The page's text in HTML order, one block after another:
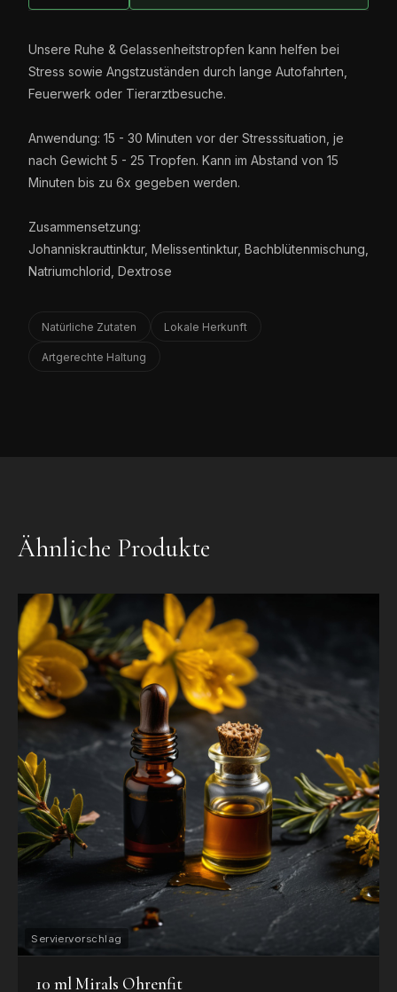
Unsere Ruhe & Gelassenheitstropfen kann helfen bei
Stress sowie Angstzuständen durch lange Autofahrten,
Feuerwerk oder Tierarztbesuche.
Anwendung: 15 - 30 Minuten vor der Stresssituation, je
nach Gewicht 5 - 25 Tropfen. Kann im Abstand von 15
Minuten bis zu 6x gegeben werden.
Zusammensetzung:
Johanniskrauttinktur, Melissentinktur, Bachblütenmischung,
Natriumchlorid, Dextrose
Natürliche Zutaten Lokale Herkunft
Artgerechte Haltung
Ähnliche Produkte
10 ml Mirals Ohrenfit